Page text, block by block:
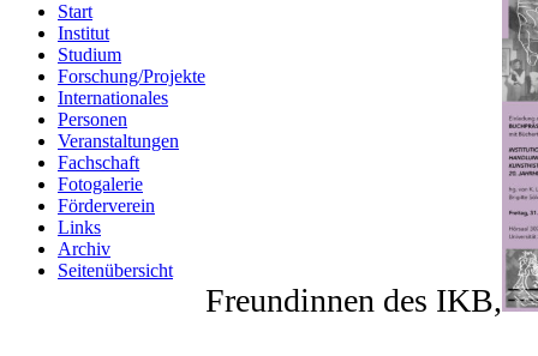
Start
Institut
Studium
Forschung/Projekte
Internationales
Personen
Veranstaltungen
Fachschaft
Fotogalerie
Förderverein
Links
Archiv
Seitenübersicht
Freundinnen des IKB,